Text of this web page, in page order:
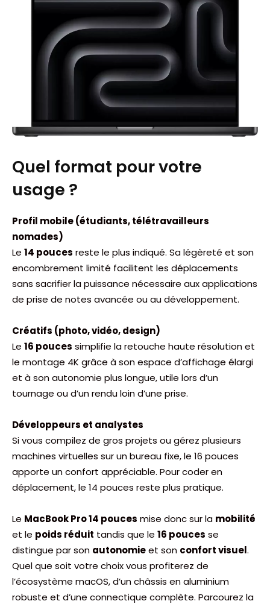
Quel format pour votre
usage ?
Profil mobile (étudiants, télétravailleurs
nomades)
Le 14 pouces reste le plus indiqué. Sa légèreté et son
encombrement limité facilitent les déplacements
sans sacrifier la puissance nécessaire aux applications
de prise de notes avancée ou au développement.
Créatifs (photo, vidéo, design)
Le 16 pouces simplifie la retouche haute résolution et
le montage 4K grâce à son espace d’affichage élargi
et à son autonomie plus longue, utile lors d’un
tournage ou d’un rendu loin d’une prise.
Développeurs et analystes
Si vous compilez de gros projets ou gérez plusieurs
machines virtuelles sur un bureau fixe, le 16 pouces
apporte un confort appréciable. Pour coder en
déplacement, le 14 pouces reste plus pratique.
Le MacBook Pro 14 pouces mise donc sur la mobilité
et le poids réduit tandis que le 16 pouces se
distingue par son autonomieet son confort visuel.
Quel que soit votre choix vous profiterez de
l’écosystème macOS, d’un châssis en aluminium
robuste et d’une connectique complète. Parcourez la